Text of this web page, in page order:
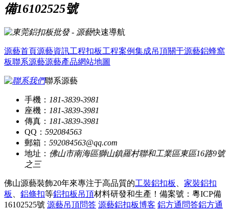
備16102525號
快速導航
源藝首頁源藝資訊工程扣板工程案例集成吊頂關于源藝鋁蜂窩
板聯系源藝源藝產品網站地圖
聯系源藝
手機： 181-3839-3981
座機： 181-3839-3981
傳真： 181-3839-3981
QQ： 592084563
郵箱： 592084563@qq.com
地址： 佛山市南海區獅山鎮羅村聯和工業區東區16路9號
之三
佛山源藝裝飾20年來專注于高品質的工裝鋁扣板
家裝鋁扣
板
鋁條扣等鋁扣板吊頂材料研發和生產！ 備案號：粵ICP備
16102525號 源藝吊頂問答 源藝鋁扣板博客 鋁方通問答鋁方通